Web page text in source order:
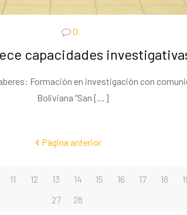
0
capacidades
Formación en investigación con
Boliviana “San […]
Página anterior
11 12 13 14 15 16 17 18
27
28